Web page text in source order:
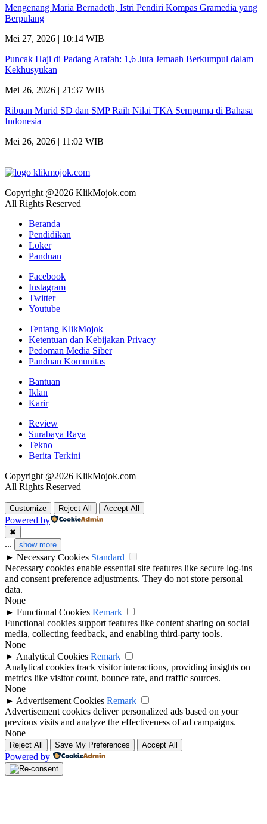
Mengenang Maria Bernadeth, Istri Pendiri Kompas Gramedia yang
Berpulang
Mei 27, 2026 | 10:14 WIB
Puncak Haji di Padang Arafah: 1,6 Juta Jemaah Berkumpul dalam
Kekhusyukan
Mei 26, 2026 | 21:37 WIB
Ribuan Murid SD dan SMP Raih Nilai TKA Sempurna di Bahasa
Indonesia
Mei 26, 2026 | 11:02 WIB
Copyright @2026 KlikMojok.com
All Rights Reserved
Beranda
Pendidikan
Loker
Panduan
Facebook
Instagram
Twitter
Youtube
Tentang KlikMojok
Ketentuan dan Kebijakan Privacy
Pedoman Media Siber
Panduan Komunitas
Bantuan
Iklan
Karir
Review
Surabaya Raya
Tekno
Berita Terkini
Copyright @2026 KlikMojok.com
All Rights Reserved
Customize Reject All Accept All
Powered by
✖
... show more
► Necessary Cookies Standard
Necessary cookies enable essential site features like secure log-ins
and consent preference adjustments. They do not store personal
data.
None
► Functional Cookies Remark
Functional cookies support features like content sharing on social
media, collecting feedback, and enabling third-party tools.
None
► Analytical Cookies Remark
Analytical cookies track visitor interactions, providing insights on
metrics like visitor count, bounce rate, and traffic sources.
None
► Advertisement Cookies Remark
Advertisement cookies deliver personalized ads based on your
previous visits and analyze the effectiveness of ad campaigns.
None
Reject All Save My Preferences Accept All
Powered by